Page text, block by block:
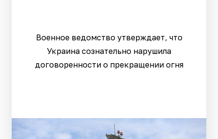
Военное ведомство утверждает, что
Украина сознательно нарушила
договоренности о прекращении огня